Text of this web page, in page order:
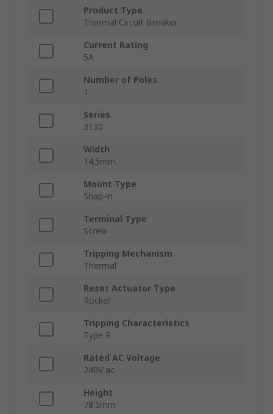
Product Type
Thermal Circuit Breaker
Current Rating
5A
Number of Poles
1
Series
3130
Width
14.5mm
Mount Type
Snap-in
Terminal Type
Screw
Tripping Mechanism
Thermal
Reset Actuator Type
Rocker
Tripping Characteristics
Type R
Rated AC Voltage
240V ac
Height
78.5mm